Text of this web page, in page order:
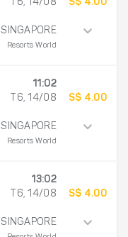
T6, 14/08
SINGAPORE
Resorts World
S$ 4.00
11:02
T6, 14/08
SINGAPORE
Resorts World
S$ 4.00
13:02
T6, 14/08
SINGAPORE
S$ 4.00